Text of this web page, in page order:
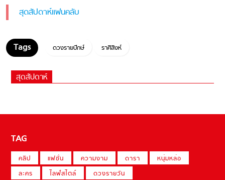
สุดสัปดาห์แฟนคลับ
ดวงรายปักษ์ ราศีสิงห์
สุดสัปดาห์
TAG
คลิป แฟชั่น ความงาม ดารา
หนุ่มหล่อ
ละคร
ไลฟ์สไตล์ ดวงรายวัน